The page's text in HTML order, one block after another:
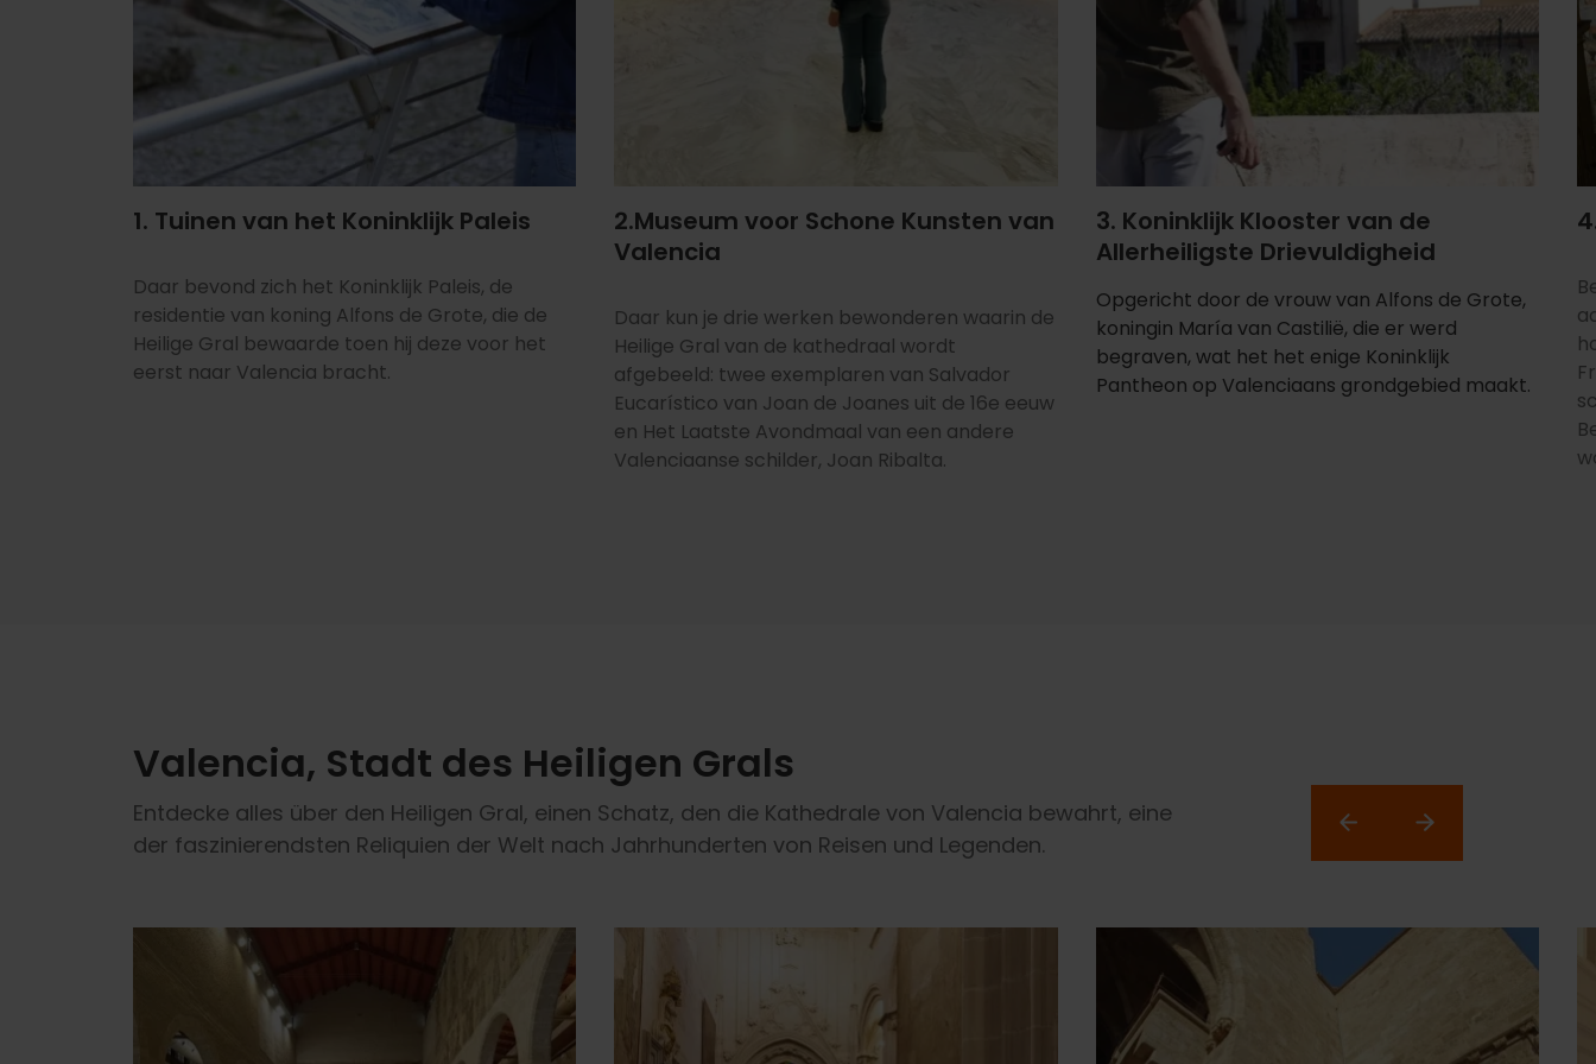
1. Tuinen van het Koninklijk Paleis
Daar bevond zich het Koninklijk Paleis, de
residentie van koning Alfons de Grote, die de
Heilige Gral bewaarde toen hij deze voor het
eerst naar Valencia bracht.
2.Museum voor Schone Kunsten van
Valencia
Daar kun je drie werken bewonderen waarin de
Heilige Gral van de kathedraal wordt
afgebeeld: twee exemplaren van Salvador
Eucarístico van Joan de Joanes uit de 16e eeuw
en Het Laatste Avondmaal van een andere
Valenciaanse schilder, Joan Ribalta.
3. Koninklijk Klooster van de
Allerheiligste Drievuldigheid
Opgericht door de vrouw van Alfons de Grote,
koningin María van Castilië, die er werd
begraven, wat het het enige Koninklijk
Pantheon op Valenciaans grondgebied maakt.
Valencia, Stadt des Heiligen Grals
Entdecke alles über den Heiligen Gral, einen Schatz, den die Kathedrale von Valencia bewahrt, eine
der faszinierendsten Reliquien der Welt nach Jahrhunderten von Reisen und Legenden.